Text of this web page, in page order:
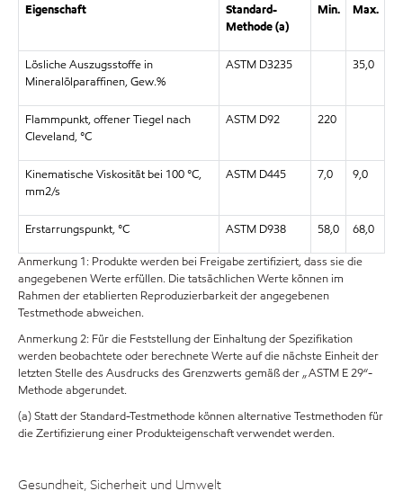
Eigenschaft
Standard-
Methode (a)
Min. Max.
Lösliche Auszugsstoffe in
Mineralölparaffinen, Gew.%
ASTM D3235 35,0
Flammpunkt, offener Tiegel nach
Cleveland, °C
ASTM D92 220
Kinematische Viskosität bei 100 °C,
mm2/s
ASTM D445 7,0 9,0
Erstarrungspunkt, °C ASTM D938 58,0
68,0
Anmerkung 1: Produkte werden bei Freigabe zertifiziert, dass sie die
angegebenen Werte erfüllen. Die tatsächlichen Werte können im
Rahmen der etablierten Reproduzierbarkeit der angegebenen
Testmethode abweichen.
Anmerkung 2: Für die Feststellung der Einhaltung der Spezifikation
werden beobachtete oder berechnete Werte auf die nächste Einheit der
letzten Stelle des Ausdrucks des Grenzwerts gemäß der „ASTM E 29“-
Methode abgerundet.
(a) Statt der Standard-Testmethode können alternative Testmethoden für
die Zertifizierung einer Produkteigenschaft verwendet werden.
Gesundheit, Sicherheit und Umwelt